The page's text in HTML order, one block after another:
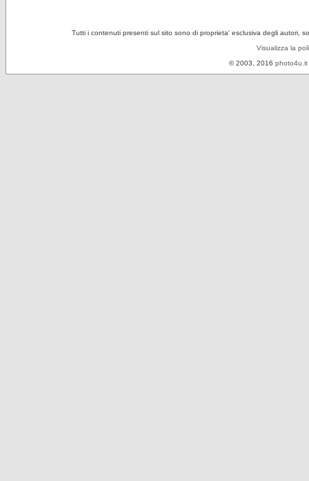
Tutti i contenuti presenti sul sito sono di proprieta' esclusiva degli autori,
Visualizza la
© 2003, 2016 photo4u.it